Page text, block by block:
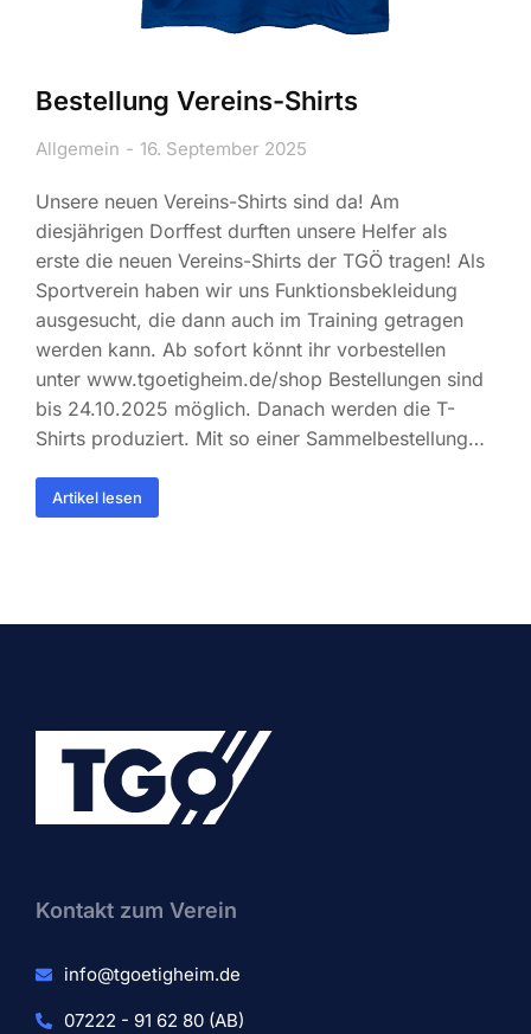
Bestellung Vereins-Shirts
Allgemein 16. September 2025
Unsere neuen Vereins-Shirts sind da! Am
diesjährigen Dorffest durften unsere Helfer als
erste die neuen Vereins-Shirts der TGÖ tragen! Als
Sportverein haben wir uns Funktionsbekleidung
ausgesucht, die dann auch im Training getragen
werden kann. Ab sofort könnt ihr vorbestellen
unter www.tgoetigheim.de/shop Bestellungen sind
bis 24.10.2025 möglich. Danach werden die T-
Shirts produziert. Mit so einer Sammelbestellung…
Artikel lesen
Kontakt zum Verein​
info@tgoetigheim.de
07222 - 91 62 80 (AB)